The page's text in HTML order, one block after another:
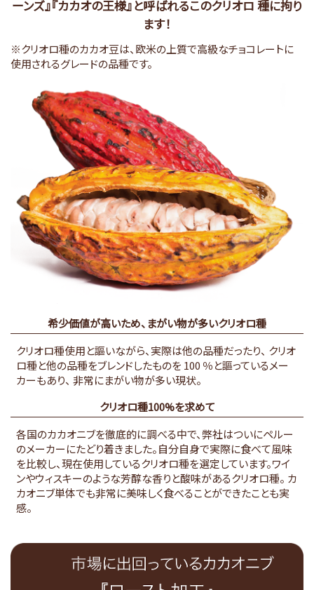
ーンズ』『カカオの王様』と呼ばれるこのクリオロ 種に拘り
ます！
※クリオロ種のカカオ豆は、欧米の上質で高級なチョコレートに
使用されるグレードの品種です。
希少価値が高いため、まがい物が多いクリオロ種
クリオロ種使用と謳いながら、実際は他の品種だったり、 クリオ
ロ種と他の品種をブレンドしたものを 100 ％と謳っているメー
カーもあり、 非常にまがい物が多い現状。
クリオロ種100%を求めて
各国のカカオニブを徹底的に調べる中で、弊社はついにペルー
のメーカーにたどり着きました。自分自身で実際に食べて風味
を比較し、現在使用しているクリオロ種を選定しています。ワイ
ンやウィスキーのような芳醇な香りと酸味があるクリオロ種。 カ
カオニブ単体でも非常に美味しく食べることができたことも実
感。